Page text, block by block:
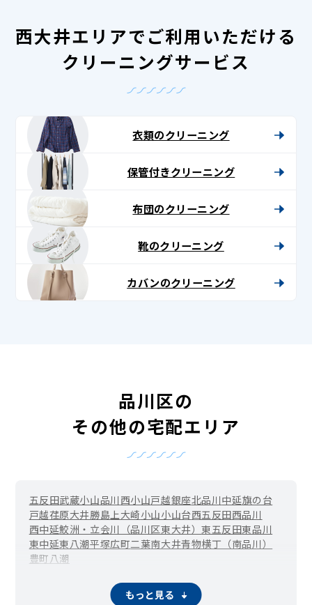
西大井エリアでご利用いただける
クリーニングサービス
衣類のクリーニング
保管付きクリーニング
布団のクリーニング
靴のクリーニング
カバンのクリーニング
品川区の
その他の宅配エリア
五反田武蔵小山品川 西小山戸越銀座北品川中延旗の台
戸越荏原大井勝島上大崎小山小山台西五反田西品川
西中延鮫洲・立会川（品川区東大井）東五反田東品川
東中延東八潮平塚広町二葉南大井青物横丁（南品川）
豊町八潮
もっと見る